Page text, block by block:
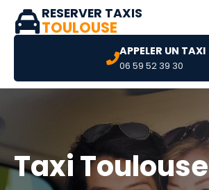
RESERVER TAXIS
TOULOUSE
APPELER UN TAXI
06 59 52 39 30
Taxi Toulouse